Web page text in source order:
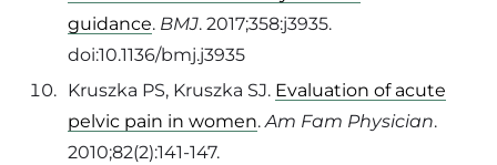
guidance. BMJ. 2017;358:j3935.
doi:10.1136/bmj.j3935
Kruszka PS, Kruszka SJ. Evaluation of acute
pelvic pain in women.Am Fam Physician.
2010;82(2):141-147.